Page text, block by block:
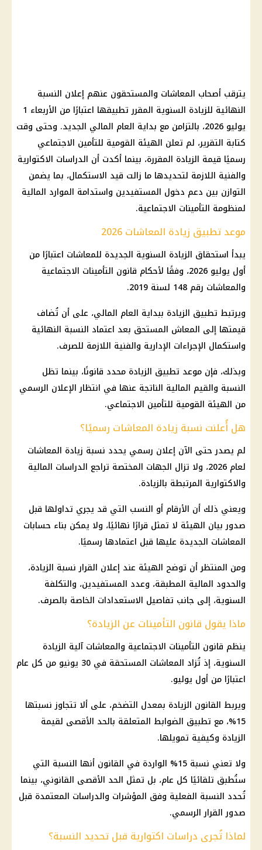
يترقب أصحاب المعاشات والمستحقون عنهم إعلان النسبة
النهائية للزيادة السنوية المقرر تطبيقها اعتبارًا من الأربعاء 1
يوليو 2026، بالتزامن مع بداية العام المالي الجديد. وحتى وقت
كتابة التقرير، لم تعلن الهيئة القومية للتأمين الاجتماعي
رسميًا قيمة الزيادة المقررة، بينما أكدت أن الدراسات الاكتوارية
والفنية اللازمة لتحديدها ما زالت قيد الاستكمال، بما يضمن
التوازن بين دعم دخول المستفيدين واستدامة الموارد المالية
لمنظومة التأمينات الاجتماعية.
موعد تطبيق زيادة المعاشات 2026
يبدأ استحقاق الزيادة السنوية الجديدة للمعاشات اعتبارًا من
أول يوليو 2026، وفقًا لأحكام قانون التأمينات الاجتماعية
والمعاشات رقم 148 لسنة 2019.
ويرتبط تطبيق الزيادة ببداية العام المالي، على أن تُضاف
قيمتها إلى المعاش المستحق بعد اعتماد النسبة النهائية
واستكمال الإجراءات الإدارية والفنية اللازمة للصرف.
وبذلك، فإن موعد تطبيق الزيادة محدد قانونًا، بينما تظل
النسبة والقيم المالية الناتجة عنها في انتظار الإعلان الرسمي
من الهيئة القومية للتأمين الاجتماعي.
هل أُعلنت نسبة زيادة المعاشات رسميًا؟
لم يصدر حتى الآن إعلان رسمي يحدد نسبة زيادة المعاشات
لعام 2026، ولا تزال الجهات المختصة تراجع الدراسات المالية
والاكتوارية المرتبطة بالزيادة.
ويعني ذلك أن الأرقام أو النسب التي قد يجري تداولها قبل
صدور بيان الهيئة لا تمثل قرارًا نهائيًا، ولا يمكن بناء حسابات
المعاشات الجديدة عليها قبل اعتمادها رسميًا.
ومن المنتظر أن توضح الهيئة عند إعلان القرار نسبة الزيادة،
والحدود المالية المطبقة، وعدد المستفيدين، والتكلفة
السنوية، إلى جانب تفاصيل الاستعدادات الخاصة بالصرف.
ماذا يقول قانون التأمينات عن الزيادة؟
ينظم قانون التأمينات الاجتماعية والمعاشات آلية الزيادة
السنوية، إذ تُزاد المعاشات المستحقة في 30 يونيو من كل عام
اعتبارًا من أول يوليو.
ويربط القانون الزيادة بمعدل التضخم، على ألا تتجاوز نسبتها
15%، مع تطبيق الضوابط المتعلقة بالحد الأقصى لقيمة
الزيادة وكيفية تمويلها.
ولا تعني نسبة 15% الواردة في القانون أنها النسبة التي
ستُطبق تلقائيًا كل عام، بل تمثل الحد الأقصى القانوني، بينما
تُحدد النسبة الفعلية وفق المؤشرات والدراسات المعتمدة قبل
صدور القرار الرسمي.
لماذا تُجرى دراسات اكتوارية قبل تحديد النسبة؟